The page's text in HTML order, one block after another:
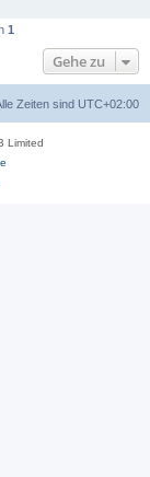
1
Gehe zu
Zeiten sind UTC+02:00
Limited